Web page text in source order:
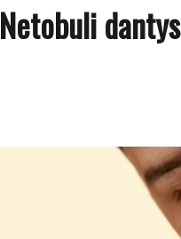
Netobuli